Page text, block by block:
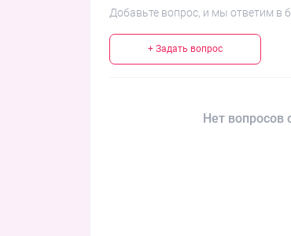
Добавьте вопрос, и мы ответим в
+ Задать вопрос
Нет вопросов